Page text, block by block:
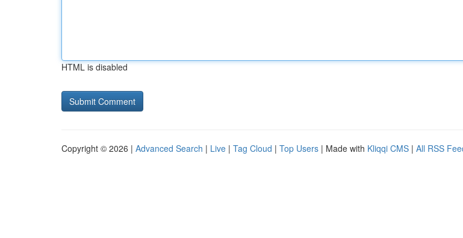
HTML is disabled
Copyright © 2026 | Advanced Search | Live | Tag Cloud | Top Users | Made with Kliqqi CMS | All RSS